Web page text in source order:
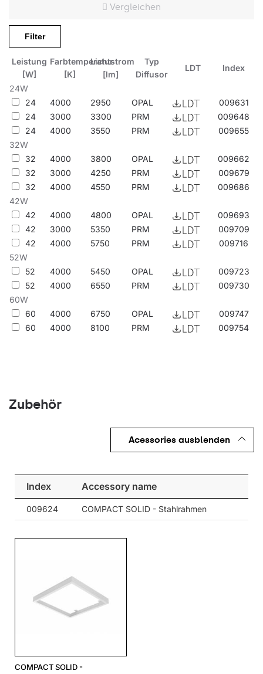
Anwendungsbereiche
Nutzräumen vorgesehen. Bewährt sich hervorragend als
Hauptlichtquelle und fördert Arbeiten, die Konzentration
erfordern. Die Leuchte wird sowohl für neue Investitionen als
auch beim Austausch von herkömmlichen Leuchten mit hohem
Energieverbrauch gegen energiesparende LED-Lösungen
eingesetzt.
Andere Produkte aus der Compact LED-Familie
Vergleichen
Filter
Leistung
[W]
Farbtemperatur
[K]
Lichtstrom
[lm]
Typ
Diffusor
LDT Index
24W
24
4000 2950 OPAL
009631
24
3000 3300 PRM
009648
24
4000 3550 PRM
009655
32W
32
4000 3800 OPAL
009662
32
3000 4250 PRM
009679
32
4000 4550 PRM
009686
42W
42
4000 4800 OPAL
009693
42
3000 5350 PRM
009709
42
4000 5750 PRM
009716
52W
52
4000 5450 OPAL
009723
52
4000 6550 PRM
009730
60W
60
4000 6750 OPAL
009747
60
4000 8100 PRM 009754
Zubehör
Acessories ausblenden
Index Accessory name
009624 COMPACT SOLID - Stahlrahmen
COMPACT SOLID -